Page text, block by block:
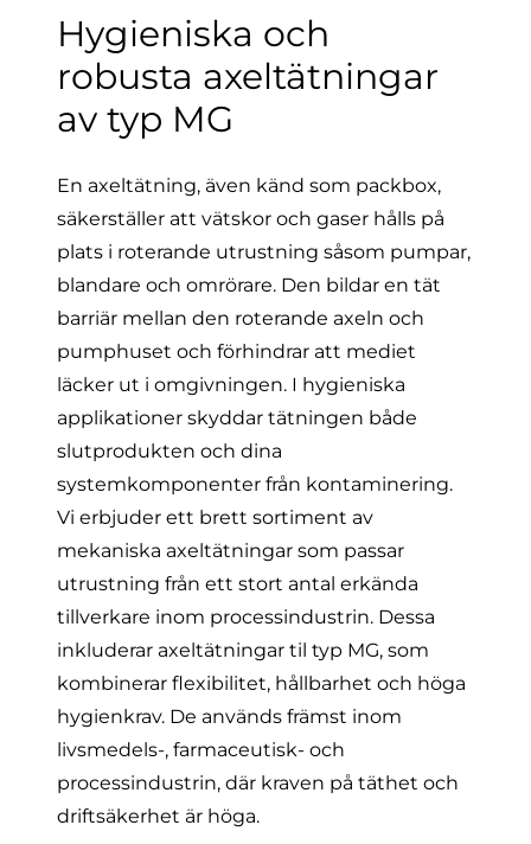
Hygieniska och
robusta axeltätningar
av typ MG
En axeltätning, även känd som packbox,
säkerställer att vätskor och gaser hålls på
plats i roterande utrustning såsom pumpar,
blandare och omrörare. Den bildar en tät
barriär mellan den roterande axeln och
pumphuset och förhindrar att mediet
läcker ut i omgivningen. I hygieniska
applikationer skyddar tätningen både
slutprodukten och dina
systemkomponenter från kontaminering.
Vi erbjuder ett brett sortiment av
mekaniska axeltätningar som passar
utrustning från ett stort antal erkända
tillverkare inom processindustrin. Dessa
inkluderar axeltätningar til typ MG, som
kombinerar flexibilitet, hållbarhet och höga
hygienkrav. De används främst inom
livsmedels-, farmaceutisk- och
processindustrin, där kraven på täthet och
driftsäkerhet är höga.